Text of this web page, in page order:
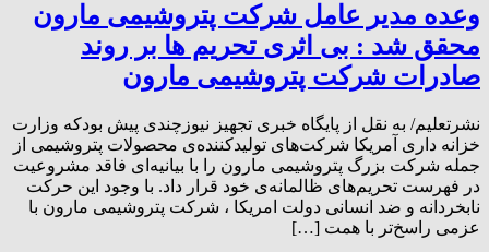
وعده مدیر عامل شرکت پتروشیمی مارون
محقق شد : بی اثری تحریم ها بر روند
صادرات شرکت پتروشیمی مارون
نشرتعلیم/ به نقل از پایگاه خبری تجهیز نیوزچندی پیش بودکه وزارت
خزانه داری آمریکا شرکت‌های تولیدکننده‌ی محصولات پتروشیمی از
جمله شرکت بزرگ پتروشیمی مارون را با بیانیه‌ای فاقد مشروعیت
در فهرست تحریم‌های ظالمانه‌ی خود قرار داد. با وجود این حرکت
نابخردانه و ضد انسانی دولت امریکا ، شرکت پتروشیمی مارون با
عزمی راسخ‌تر با همت […]